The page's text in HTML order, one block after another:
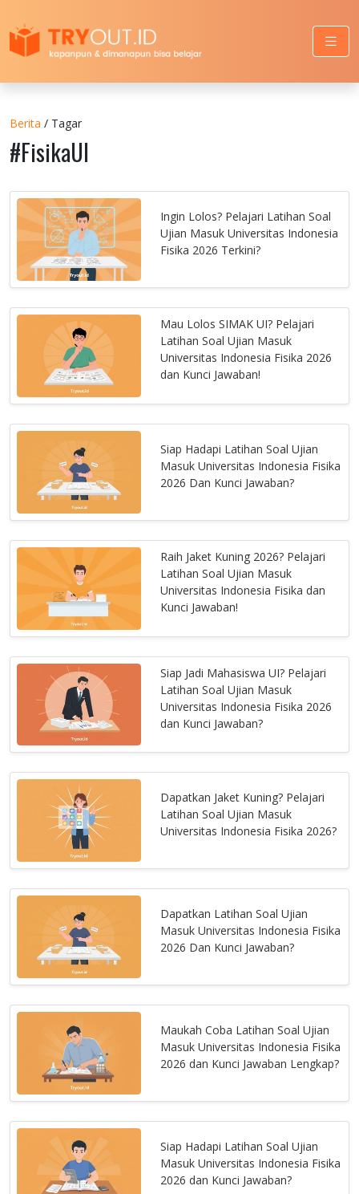
Berita / Tagar
#FisikaUI
Ingin Lolos? Pelajari Latihan Soal
Ujian Masuk Universitas Indonesia
Fisika 2026 Terkini?
Mau Lolos SIMAK UI? Pelajari
Latihan Soal Ujian Masuk
Universitas Indonesia Fisika 2026
dan Kunci Jawaban!
Siap Hadapi Latihan Soal Ujian
Masuk Universitas Indonesia Fisika
2026 Dan Kunci Jawaban?
Raih Jaket Kuning 2026? Pelajari
Latihan Soal Ujian Masuk
Universitas Indonesia Fisika dan
Kunci Jawaban!
Siap Jadi Mahasiswa UI? Pelajari
Latihan Soal Ujian Masuk
Universitas Indonesia Fisika 2026
dan Kunci Jawaban?
Dapatkan Jaket Kuning? Pelajari
Latihan Soal Ujian Masuk
Universitas Indonesia Fisika 2026?
Dapatkan Latihan Soal Ujian
Masuk Universitas Indonesia Fisika
2026 Dan Kunci Jawaban?
Maukah Coba Latihan Soal Ujian
Masuk Universitas Indonesia Fisika
2026 dan Kunci Jawaban Lengkap?
Siap Hadapi Latihan Soal Ujian
Masuk Universitas Indonesia Fisika
2026 dan Kunci Jawaban?